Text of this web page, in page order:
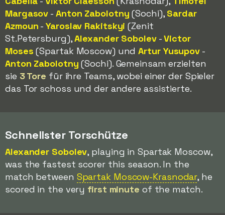
Margasov - Anton Zabolotny (Sochi), Sardar
Azmoun -Yaroslav Rakitskyi (Zenit
St.Petersburg),Alexander Sobolev-Victor
Moses (Spartak Moscow) undArtur Yusupov -
Anton Zabolotny (Sochi). Gemeinsam erzielten
sie 3 Tore für ihre Teams, wobei einer der Spieler
das Tor schoss und der andere assistierte.
Schnellster Torschütze
Alexander Sobolev, playing in Spartak Moscow,
was the fastest scorer this season. In the
match between Spartak Moscow-Krasnodar, he
scored in the very first minute of the match.